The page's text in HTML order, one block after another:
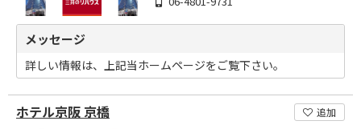
メッセージ
詳しい情報は、上記当ホームページをご覧下さい。
ホテル京阪 京橋 追加